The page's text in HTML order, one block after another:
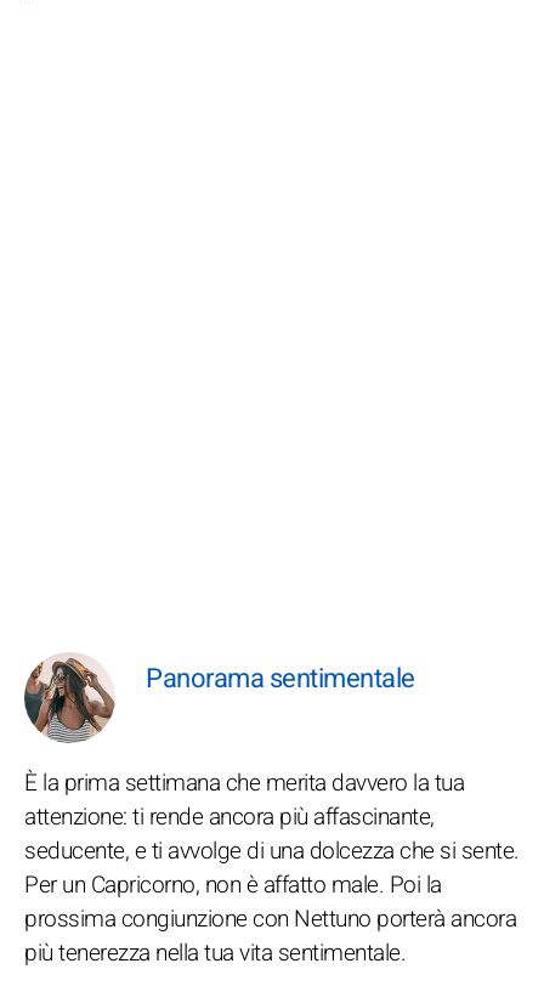
Panorama sentimentale
È la prima settimana che merita davvero la tua
attenzione: ti rende ancora più affascinante,
seducente, e ti avvolge di una dolcezza che si sente.
Per un Capricorno, non è affatto male. Poi la
prossima congiunzione con Nettuno porterà ancora
più tenerezza nella tua vita sentimentale.